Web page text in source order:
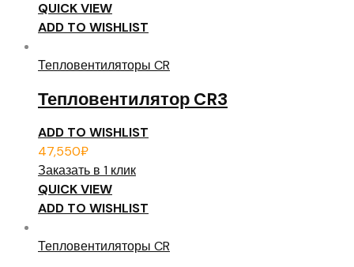
QUICK VIEW
ADD TO WISHLIST
Тепловентиляторы CR
Тепловентилятор CR3
ADD TO WISHLIST
47,550₽
Заказать в 1 клик
QUICK VIEW
ADD TO WISHLIST
Тепловентиляторы CR